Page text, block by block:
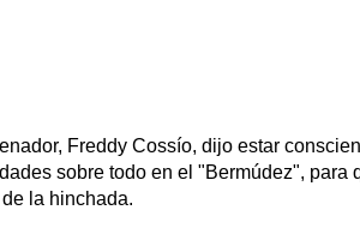
Freddy Cossío, dijo estar
sobre todo en el "Bermúdez", para
la hinchada.